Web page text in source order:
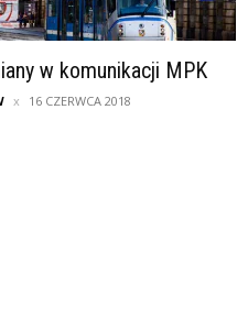
w komunikacji MPK
16 CZERWCA 2018